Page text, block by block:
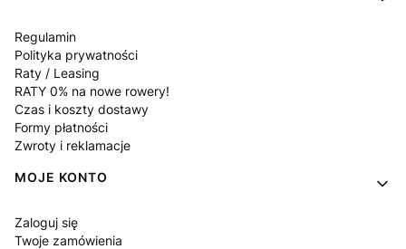
Regulamin
Polityka prywatności
Raty / Leasing
RATY 0% na nowe rowery!
Czas i koszty dostawy
Formy płatności
Zwroty i reklamacje
MOJE KONTO
Zaloguj się
Twoje zamówienia